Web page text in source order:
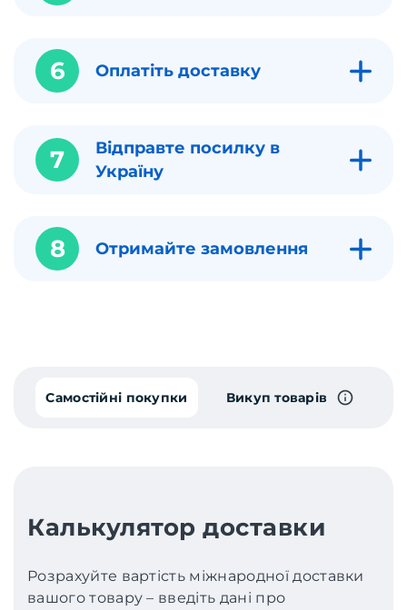
6 Оплатіть доставку
7
Відправте посилку в
Україну
8 Отримайте замовлення
Самостійні покупки Викуп товарів
Калькулятор доставки
Розрахуйте вартість міжнародної доставки
вашого товару – введіть дані про